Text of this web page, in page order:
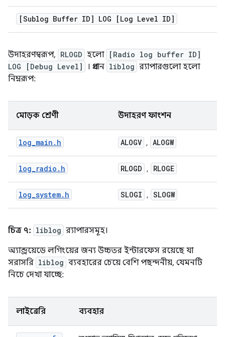
[Sublog Buffer ID] LOG [Log Level ID]
উদাহরণস্বরূপ, RLOGD হলো [Radio log buffer ID]
LOG [Debug Level]
। প্রধান liblog র‍্যাপারগুলো হলো
নিম্নরূপ:
মোড়ক শ্রেণী উদাহরণ ফাংশন
log_main.h ALOGV , ALOGW
log_radio.h RLOGD , RLOGE
log_system.h SLOGI , SLOGW
চিত্র ৭: liblog র‍্যাপারসমূহ।
অ্যান্ড্রয়েডে লগিংয়ের জন্য উচ্চতর ইন্টারফেস রয়েছে যা
সরাসরি liblog ব্যবহারের চেয়ে বেশি পছন্দনীয়, যেমনটি
নিচে দেখা যাচ্ছে:
লাইব্রেরি ব্যবহার